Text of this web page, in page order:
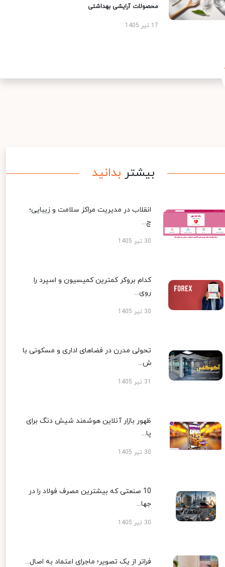
محصولات آرایشی بهداشتی
17 تیر 1405
بیشتر بدانید
انقلاب در مدیریت مراکز سلامت و زیبایی؛
چ...
30 تیر 1405
کدام بروکر کمترین کمیسیون و اسپرد را
روی...
30 تیر 1405
تحولی مدرن در فضاهای اداری و مسکونی با
ش...
ظهور بازار آنلاین هوشمند شیش دنگ برای
پا...
30 تیر 1405
10 صنعتی که بیشترین مصرف فولاد را در
جها...
30 تیر 1405
فراتر از یک تصویر؛ ماجرای اعتماد به اصال...